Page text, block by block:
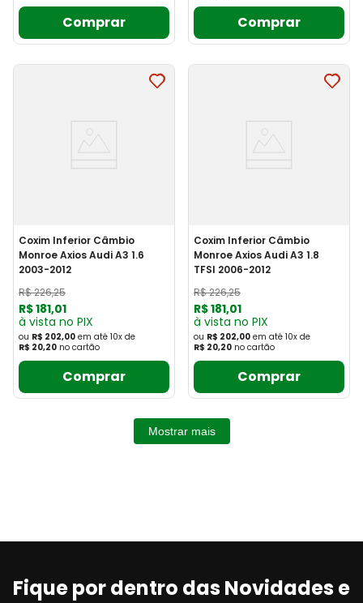
Comprar Comprar
Coxim Inferior Câmbio
Monroe Axios Audi A3 1.6
2003-2012
R$226,25
R$181,01
à vista no PIX
ou R$ 202,00 em até 10x de
R$ 20,20 no cartão
Comprar
Coxim Inferior Câmbio
Monroe Axios Audi A3 1.8
TFSI 2006-2012
R$226,25
R$181,01
à vista no PIX
ou R$ 202,00 em até 10x de
R$ 20,20 no cartão
Comprar
Mostrar mais
Fique por dentro das Novidades e